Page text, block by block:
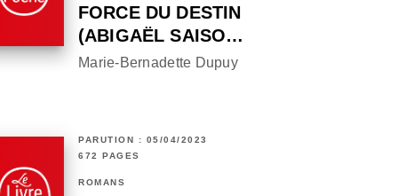
FORCE DU DESTIN
(ABIGAËL SAISO…
Marie-Bernadette Dupuy
PARUTION : 05/04/2023
672 PAGES
ROMANS